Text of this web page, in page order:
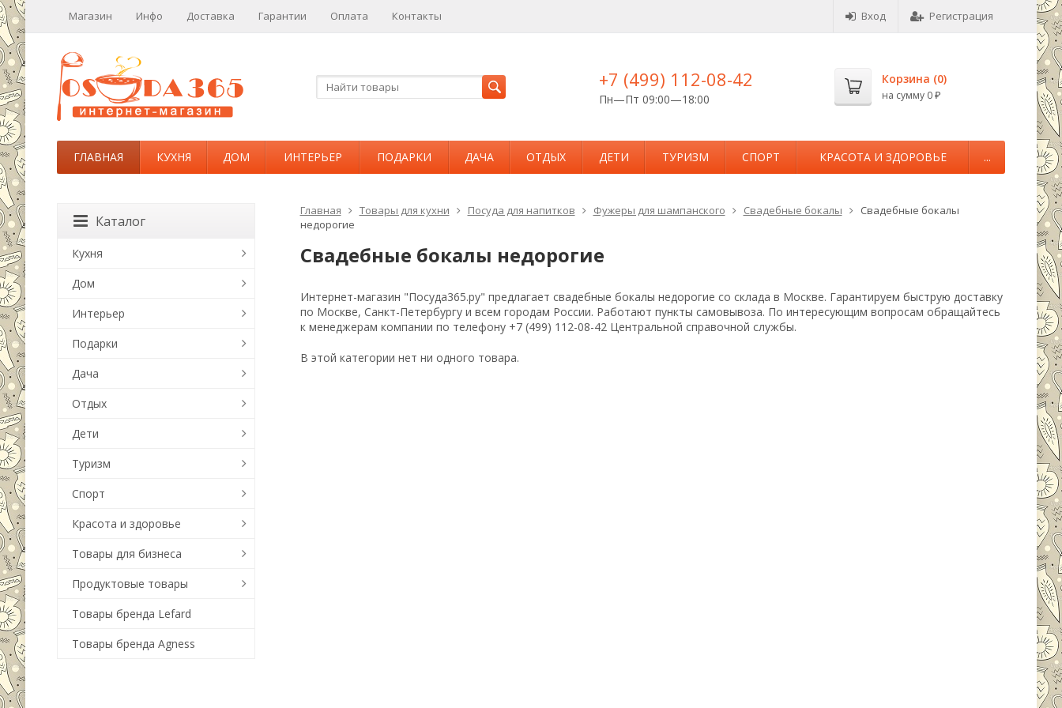
Магазин Инфо Доставка Гарантии Оплата Контакты Вход Регистрация
+7 (499) 112-08-42
Пн—Пт 09:00—18:00
Корзина (0)
на сумму 0 ₽
ГЛАВНАЯ КУХНЯ ДОМ ИНТЕРЬЕР ПОДАРКИ ДАЧА ОТДЫХ ДЕТИ ТУРИЗМ СПОРТ КРАСОТА И ЗДОРОВЬЕ ...
Главная Товары для кухни Посуда для напитков Фужеры для шампанского Свадебные бокалы
Свадебные бокалы
недорогие
Свадебные бокалы недорогие
Интернет-магазин "Посуда365.ру" предлагает свадебные бокалы недорогие со склада в Москве. Гарантируем быструю доставку
по Москве, Санкт-Петербургу и всем городам России. Работают пункты самовывоза. По интересующим вопросам обращайтесь
к менеджерам компании по телефону +7 (499) 112-08-42 Центральной справочной службы.
В этой категории нет ни одного товара.
Каталог
Кухня
Дом
Интерьер
Подарки
Дача
Отдых
Дети
Туризм
Спорт
Красота и здоровье
Товары для бизнеса
Продуктовые товары
Товары бренда Lefard
Товары бренда Agness